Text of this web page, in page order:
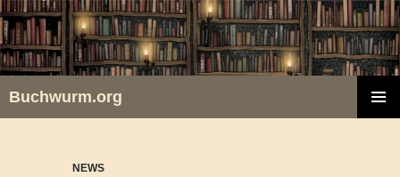
Zum
Inhalt
springen
Buchwurm.org
NEWS